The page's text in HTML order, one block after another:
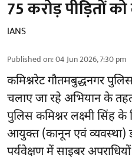
75 करोड़ पीड़ितों
IANS
Published on:04 Jun 2026, 7:30 pm
कमिश्नरेट गौतमबुद्धनगर
चलाए जा रहे अभियान के
पुलिस कमिश्नर लक्ष्मी सिंह
आयुक्त (कानून एवं व्यवस्था)
पर्यवेक्षण में साइबर